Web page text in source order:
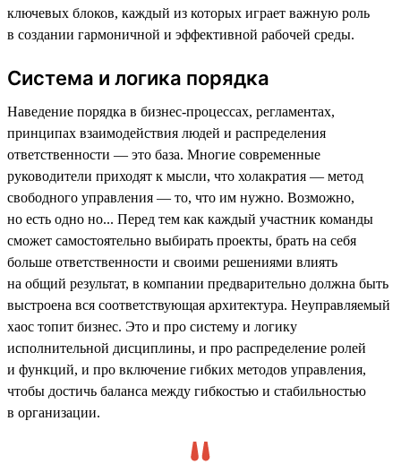
ключевых блоков, каждый из которых играет важную роль
в создании гармоничной и эффективной рабочей среды.
Система и логика порядка
Наведение порядка в бизнес-процессах, регламентах,
принципах взаимодействия людей и распределения
ответственности — это база. Многие современные
руководители приходят к мысли, что холакратия — метод
свободного управления — то, что им нужно. Возможно,
но есть одно но... Перед тем как каждый участник команды
сможет самостоятельно выбирать проекты, брать на себя
больше ответственности и своими решениями влиять
на общий результат, в компании предварительно должна быть
выстроена вся соответствующая архитектура. Неуправляемый
хаос топит бизнес. Это и про систему и логику
исполнительной дисциплины, и про распределение ролей
и функций, и про включение гибких методов управления,
чтобы достичь баланса между гибкостью и стабильностью
в организации.